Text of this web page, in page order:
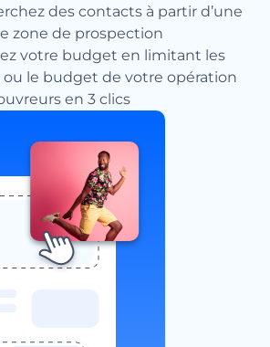
des contacts à partir d’une
zone de prospection
votre budget en limitant les
ou le budget de votre opération
en 3 clics